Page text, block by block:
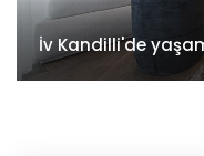
İv Kandilli'de